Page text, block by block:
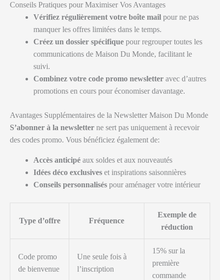
Conseils Pratiques pour Maximiser Vos Avantages
Vérifiez régulièrement votre boîte mail pour ne pas
manquer les offres limitées dans le temps.
Créez un dossier spécifique pour regrouper toutes les
communications de Maison Du Monde, facilitant le
suivi.
Combinez votre code promo newsletter avec d’autres
promotions en cours pour économiser davantage.
Avantages Supplémentaires de la Newsletter Maison Du Monde
S’abonner à la newsletter ne sert pas uniquement à recevoir
des codes promo. Vous bénéficiez également de:
Accès anticipé aux soldes et aux nouveautés
Idées déco exclusives et inspirations saisonnières
Conseils personnalisés pour aménager votre intérieur
Type d’offre Fréquence
Exemple de
réduction
Code promo
de bienvenue
Une seule fois à
l’inscription
15% sur la
première
commande